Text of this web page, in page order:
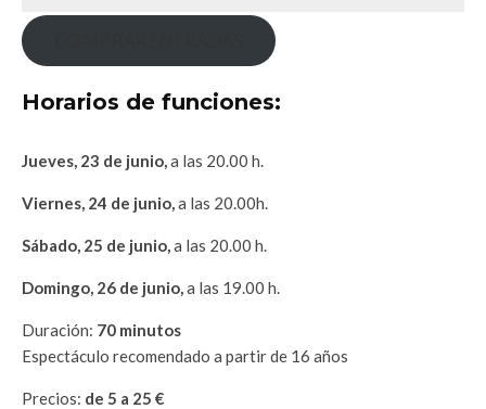
Horarios de funciones:
Jueves, 23 de junio,a las 20.00 h.
Viernes, 24 de junio,a las 20.00h.
Sábado, 25 de junio,a las 20.00 h.
Domingo, 26 de junio,a las 19.00 h.
Duración: 70 minutos
Espectáculo recomendado a partir de 16 años
Precios: de 5 a 25 €